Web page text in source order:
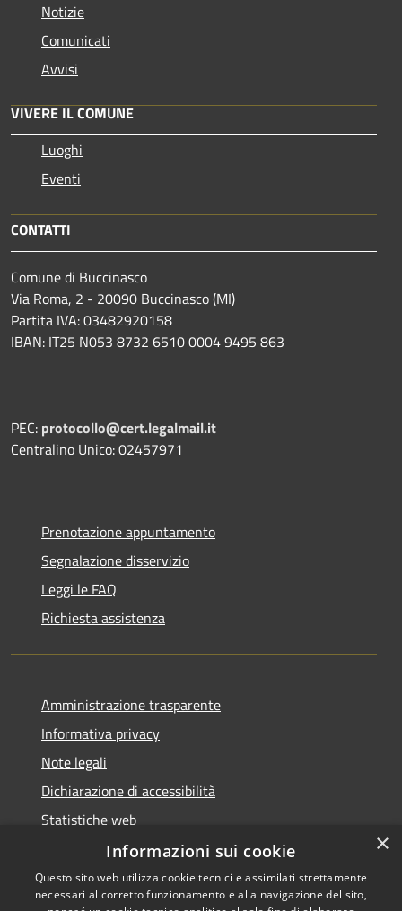
Notizie
Comunicati
Avvisi
VIVERE IL COMUNE
Luoghi
Eventi
CONTATTI
Comune di Buccinasco
Via Roma, 2 - 20090 Buccinasco (MI)
Partita IVA: 03482920158
IBAN: IT25 N053 8732 6510 0004 9495 863
PEC: protocollo@cert.legalmail.it
Centralino Unico: 02457971
Prenotazione appuntamento
Segnalazione disservizio
Leggi le FAQ
Richiesta assistenza
Amministrazione trasparente
Informativa privacy
Note legali
Dichiarazione di accessibilità
Statistiche web
×
Informazioni sui cookie
Questo sito web utilizza cookie tecnici e assimilati strettamente
necessari al corretto funzionamento e alla navigazione del sito,